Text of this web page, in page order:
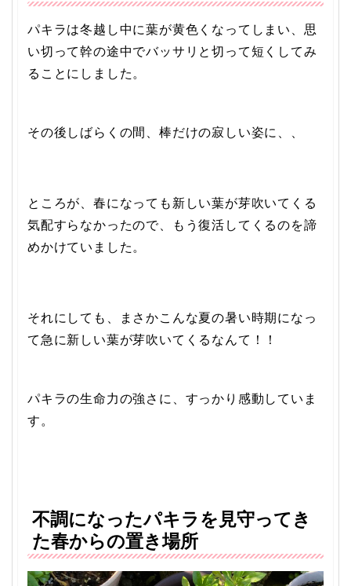
パキラは冬越し中に葉が黄色くなってしまい、思
い切って幹の途中でバッサリと切って短くしてみ
ることにしました。
その後しばらくの間、棒だけの寂しい姿に、、
ところが、春になっても新しい葉が芽吹いてくる
気配すらなかったので、もう復活してくるのを諦
めかけていました。
それにしても、まさかこんな夏の暑い時期になっ
て急に新しい葉が芽吹いてくるなんて！！
パキラの生命力の強さに、すっかり感動していま
す。
不調になったパキラを見守ってき
た春からの置き場所